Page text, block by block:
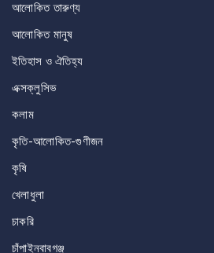
আলোকিত তারুণ্য
আলোকিত মানুষ
ইতিহাস ও ঐতিহ্য
এক্সক্লুসিভ
কলাম
কৃতি-আলোকিত-গুণীজন
কৃষি
খেলাধুলা
চাকরি
চাঁপাইনবাবগঞ্জ